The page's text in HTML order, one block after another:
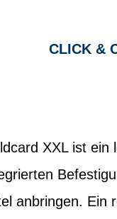
CLICK &
XXL ist
anbringen. Ein